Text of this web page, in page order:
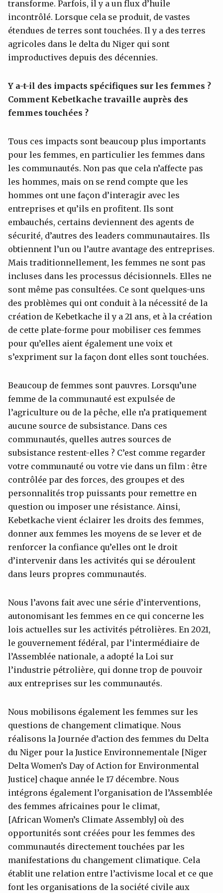
transforme. Parfois, il y a un flux d’huile
incontrôlé. Lorsque cela se produit, de vastes
étendues de terres sont touchées. Il y a des terres
agricoles dans le delta du Niger qui sont
improductives depuis des décennies.
Y a-t-il des impacts spécifiques sur les femmes ?
Comment Kebetkache travaille auprès des
femmes touchées ?
Tous ces impacts sont beaucoup plus importants
pour les femmes, en particulier les femmes dans
les communautés. Non pas que cela n’affecte pas
les hommes, mais on se rend compte que les
hommes ont une façon d’interagir avec les
entreprises et qu’ils en profitent. Ils sont
embauchés, certains deviennent des agents de
sécurité, d’autres des leaders communautaires. Ils
obtiennent l’un ou l’autre avantage des entreprises.
Mais traditionnellement, les femmes ne sont pas
incluses dans les processus décisionnels. Elles ne
sont même pas consultées. Ce sont quelques-uns
des problèmes qui ont conduit à la nécessité de la
création de Kebetkache il y a 21 ans, et à la création
de cette plate-forme pour mobiliser ces femmes
pour qu’elles aient également une voix et
s’expriment sur la façon dont elles sont touchées.
Beaucoup de femmes sont pauvres. Lorsqu’une
femme de la communauté est expulsée de
l’agriculture ou de la pêche, elle n’a pratiquement
aucune source de subsistance. Dans ces
communautés, quelles autres sources de
subsistance restent-elles ? C’est comme regarder
votre communauté ou votre vie dans un film : être
contrôlée par des forces, des groupes et des
personnalités trop puissants pour remettre en
question ou imposer une résistance. Ainsi,
Kebetkache vient éclairer les droits des femmes,
donner aux femmes les moyens de se lever et de
renforcer la confiance qu’elles ont le droit
d’intervenir dans les activités qui se déroulent
dans leurs propres communautés.
Nous l’avons fait avec une série d’interventions,
autonomisant les femmes en ce qui concerne les
lois actuelles sur les activités pétrolières. En 2021,
le gouvernement fédéral, par l’intermédiaire de
l’Assemblée nationale, a adopté la Loi sur
l’industrie pétrolière, qui donne trop de pouvoir
aux entreprises sur les communautés.
Nous mobilisons également les femmes sur les
questions de changement climatique. Nous
réalisons la Journée d’action des femmes du Delta
du Niger pour la Justice Environnementale [Niger
Delta Women’s Day of Action for Environmental
Justice] chaque année le 17 décembre. Nous
intégrons également l’organisation de l’Assemblée
des femmes africaines pour le climat,
[African Women’s Climate Assembly] où des
opportunités sont créées pour les femmes des
communautés directement touchées par les
manifestations du changement climatique. Cela
établit une relation entre l’activisme local et ce que
font les organisations de la société civile aux